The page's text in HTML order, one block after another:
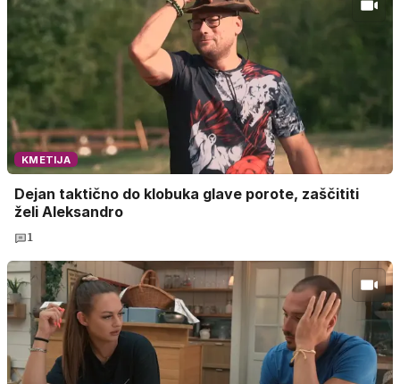
KMETIJA
Dejan taktično do klobuka glave porote, zaščititi
želi Aleksandro
1